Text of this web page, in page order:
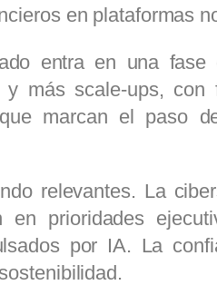
en plataformas
entra en una fase
y más scale-ups, con
marcan el paso
relevantes. La
en prioridades
por IA. La